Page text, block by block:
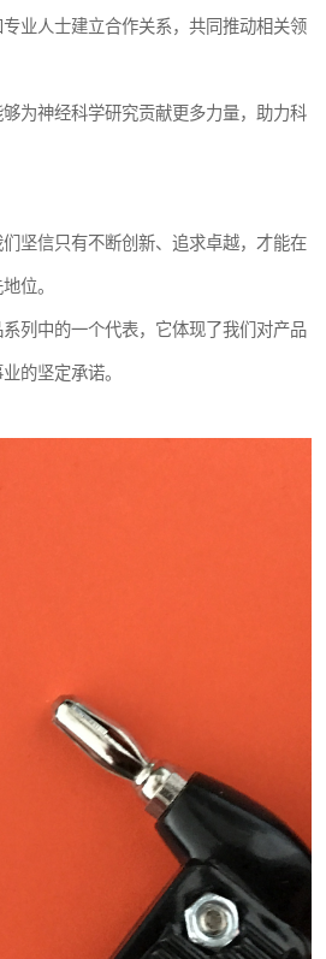
业人士建立合作关系，共同推动相关领
为神经科学研究贡献更多力量，助力科
坚信只有不断创新、追求卓越，才能在
位。
列中的一个代表，它体现了我们对产品
的坚定承诺。